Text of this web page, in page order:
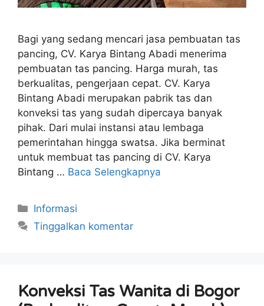
Bagi yang sedang mencari jasa pembuatan tas
pancing, CV. Karya Bintang Abadi menerima
pembuatan tas pancing. Harga murah, tas
berkualitas, pengerjaan cepat. CV. Karya
Bintang Abadi merupakan pabrik tas dan
konveksi tas yang sudah dipercaya banyak
pihak. Dari mulai instansi atau lembaga
pemerintahan hingga swatsa. Jika berminat
untuk membuat tas pancing di CV. Karya
Bintang … Baca Selengkapnya
Kategori
Informasi
Tinggalkan komentar
Konveksi Tas Wanita di Bogor